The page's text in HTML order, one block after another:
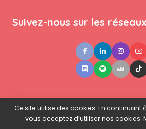
Suivez-nous sur les
Contact ●Newsletter ● L'équipe ●
Ce site utilise des cookies. En continuant
vous acceptez d’utiliser nos cookies.